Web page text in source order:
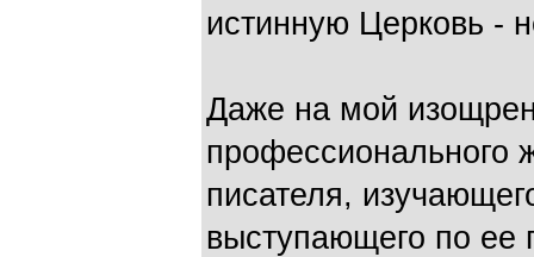
истинную Церковь -
Даже на мой
профессионального
писателя,
выступающего по ее